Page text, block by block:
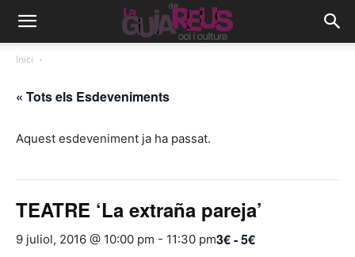
Inici
« Tots els Esdeveniments
Aquest esdeveniment ja ha passat.
TEATRE ‘La extraña pareja’
9 juliol, 2016 @ 10:00 pm - 11:30 pm3€ - 5€